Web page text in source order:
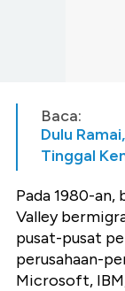
Baca:
Dulu
Tinggal
Pada 1980-an,
Valley
pusat-pusat
perusahaan-
Microsoft,